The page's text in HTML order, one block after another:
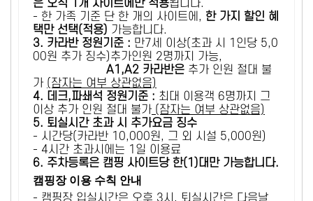
은 오직 1개 사이트에만 적용됩니다.
- 한 가족 기준 단 한 개의 사이트에, 한 가지 할인 혜
택만 선택(적용) 가능합니다.
3. 카라반 정원기준 : 만7세 이상(초과 시 1인당 5,0
00원 추가 징수)추가인원 2명까지 가능,
A1,A2 카라반은 추가 인원 절대 불
가 (잠자는 여부 상관없음)
4. 데크,파쇄석 정원기준 : ​최대 이용객 6명까지 그
이상 추가 인원 절대 불가 (잠자는 여부 상관없음)
5. 퇴실시간 초과 시 추가요금 징수
- 시간당(카라반 10,000원, 그 외 시설 5,000원)
- 4시간 초과시에는 1일 이용료
6. 주차등록은 캠핑 사이트당 한(1)대만 가능합니다.
캠핑장 이용 수칙 안내
- 캠핑장 입실시간은 오후 3시, 퇴실시간은 다음날